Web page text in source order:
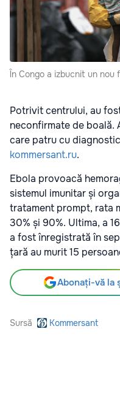
În Congo a izbucnit un nou
Potrivit centrului, au
neconfirmate de boală.
care patru cu
kommersant.ru.
Ebola provoacă
sistemul imunitar și
tratament prompt, rata
30% și 90%. Ultima, a
a fost înregistrată în
țară au murit 15
Abonați-vă la
Sursă Kommersant